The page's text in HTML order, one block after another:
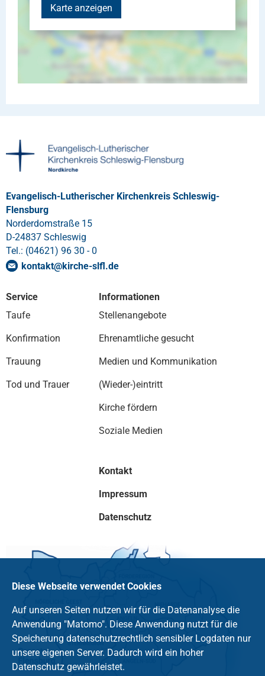
Karte anzeigen
Evangelisch-Lutherischer Kirchenkreis Schleswig-
Flensburg
Norderdomstraße 15
D-24837 Schleswig
Tel.: (04621) 96 30 - 0
kontakt@kirche-slfl.de
Service
Taufe
Konfirmation
Trauung
Tod und Trauer
Informationen
Stellenangebote
Ehrenamtliche gesucht
Medien und Kommunikation
(Wieder-)eintritt
Kirche fördern
Soziale Medien
Kontakt
Impressum
Datenschutz
Diese Webseite verwendet Cookies
Auf unseren Seiten nutzen wir für die Datenanalyse die
Anwendung "Matomo". Diese Anwendung nutzt für die
Speicherung datenschutzrechtlich sensibler Logdaten nur
unsere eigenen Server. Dadurch wird ein hoher
Datenschutz gewährleistet.